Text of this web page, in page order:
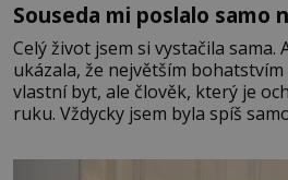
Souseda mi poslalo samo
Celý život jsem si vystačila sama.
ukázala, že největším
vlastní byt, ale člověk, který je
ruku. Vždycky jsem byla spíš
mi knihy, práce a hlavně klid.